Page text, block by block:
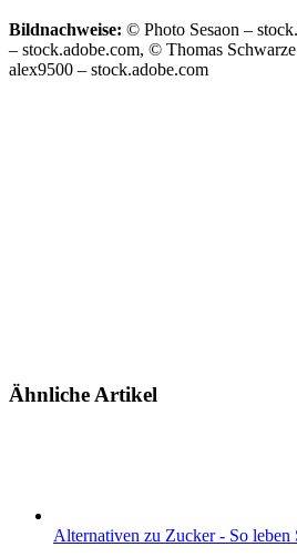
Bildnachweise: © Photo Sesaon –
– stock.adobe.com, © Thomas
alex9500 – stock.adobe.com
Ähnliche Artikel
Alternativen zu Zucker - So leben